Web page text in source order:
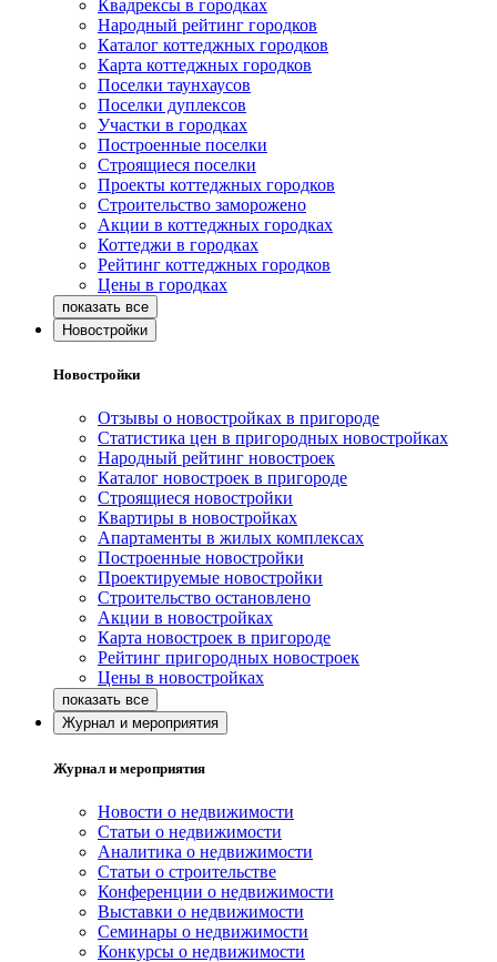
Квадрексы в городках
Народный рейтинг городков
Каталог коттеджных городков
Карта коттеджных городков
Поселки таунхаусов
Поселки дуплексов
Участки в городках
Построенные поселки
Строящиеся поселки
Проекты коттеджных городков
Строительство заморожено
Акции в коттеджных городках
Коттеджи в городках
Рейтинг коттеджных городков
Цены в городках
Новостройки
Новостройки
Отзывы о новостройках в пригороде
Статистика цен в пригородных новостройках
Народный рейтинг новостроек
Каталог новостроек в пригороде
Строящиеся новостройки
Квартиры в новостройках
Апартаменты в жилых комплексах
Построенные новостройки
Проектируемые новостройки
Строительство остановлено
Акции в новостройках
Карта новостроек в пригороде
Рейтинг пригородных новостроек
Цены в новостройках
Журнал и мероприятия
Журнал и мероприятия
Новости о недвижимости
Статьи о недвижимости
Аналитика о недвижимости
Статьи о строительстве
Конференции о недвижимости
Выставки о недвижимости
Семинары о недвижимости
Конкурсы о недвижимости